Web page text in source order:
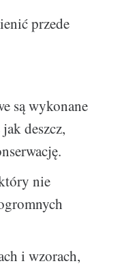
przede
są wykonane
deszcz,
nie
i wzorach,